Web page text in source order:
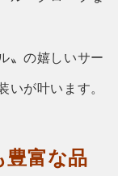
〟の嬉しいサー
いが叶います。
豊富な品